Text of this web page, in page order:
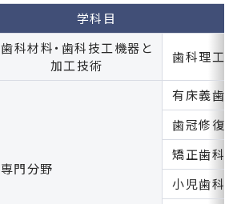
学科目
歯科材料・歯科技工機器と
加工技術
歯科理工
専門分野
有床義歯
歯冠修復
矯正歯科
小児歯科